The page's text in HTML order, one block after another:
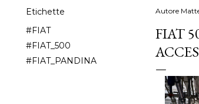
Etichette
#FIAT
#FIAT_500
#FIAT_PANDINA
Autore
FIAT